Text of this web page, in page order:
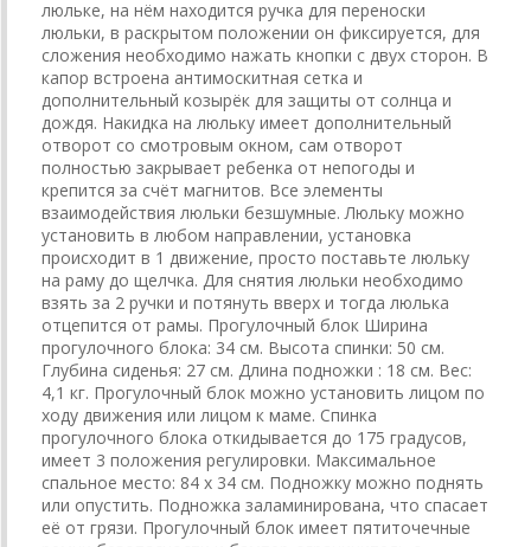
люльке, на нём находится ручка для переноски
люльки, в раскрытом положении он фиксируется, для
сложения необходимо нажать кнопки с двух сторон. В
капор встроена антимоскитная сетка и
дополнительный козырёк для защиты от солнца и
дождя. Накидка на люльку имеет дополнительный
отворот со смотровым окном, сам отворот
полностью закрывает ребенка от непогоды и
крепится за счёт магнитов. Все элементы
взаимодействия люльки безшумные. Люльку можно
установить в любом направлении, установка
происходит в 1 движение, просто поставьте люльку
на раму до щелчка. Для снятия люльки необходимо
взять за 2 ручки и потянуть вверх и тогда люлька
отцепится от рамы. Прогулочный блок Ширина
прогулочного блока: 34 см. Высота спинки: 50 см.
Глубина сиденья: 27 см. Длина подножки : 18 см. Вес:
4,1 кг. Прогулочный блок можно установить лицом по
ходу движения или лицом к маме. Спинка
прогулочного блока откидывается до 175 градусов,
имеет 3 положения регулировки. Максимальное
спальное место: 84 х 34 см. Подножку можно поднять
или опустить. Подножка заламинирована, что спасает
её от грязи. Прогулочный блок имеет пятиточечные